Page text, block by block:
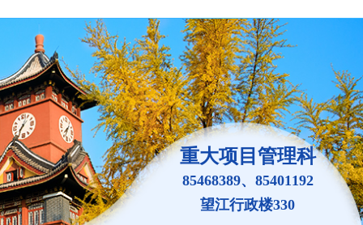
重大项目管理科
85468389、85401192
望江行政楼330